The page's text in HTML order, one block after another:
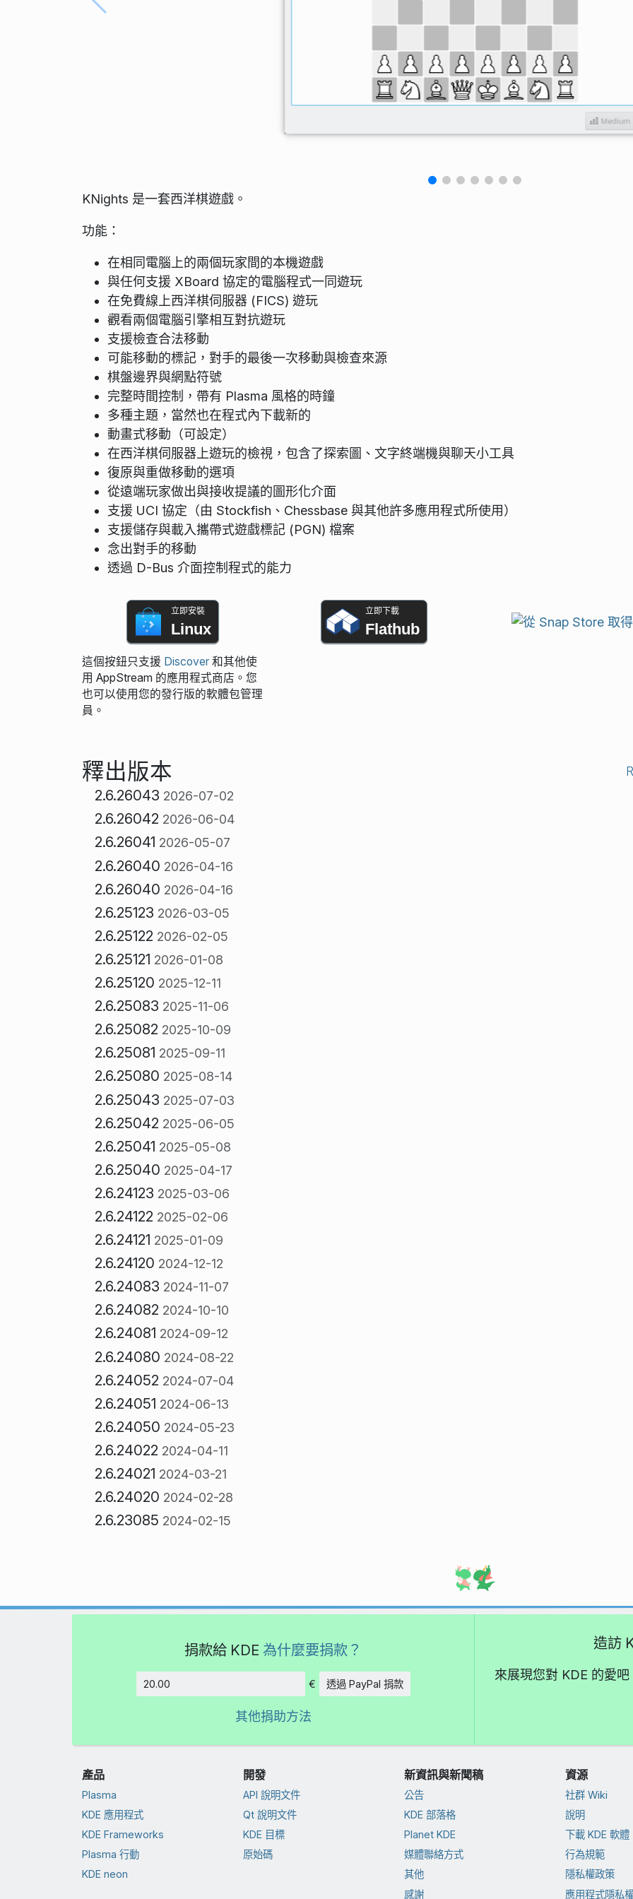
KNights 是一套西洋棋遊戲。
功能：
在相同電腦上的兩個玩家間的本機遊戲
與任何支援 XBoard 協定的電腦程式一同遊玩
在免費線上西洋棋伺服器 (FICS) 遊玩
觀看兩個電腦引擎相互對抗遊玩
支援檢查合法移動
可能移動的標記，對手的最後一次移動與檢查來源
棋盤邊界與網點符號
完整時間控制，帶有 Plasma 風格的時鐘
多種主題，當然也在程式內下載新的
動畫式移動（可設定）
在西洋棋伺服器上遊玩的檢視，包含了探索圖、文字終端機與聊天小工具
復原與重做移動的選項
從遠端玩家做出與接收提議的圖形化介面
支援 UCI 協定（由 Stockfish、Chessbase 與其他許多應用程式所使用）
支援儲存與載入攜帶式遊戲標記 (PGN) 檔案
念出對手的移動
透過 D-Bus 介面控制程式的能力
立即安裝
Linux
這個按鈕只支援 Discover和其他使
用 AppStream 的應用程式商店。您
也可以使用您的發行版的軟體包管理
員。
立即下載
Flathub
釋出版本
2.6.26043 2026-07-02
2.6.26042 2026-06-04
2.6.26041 2026-05-07
2.6.26040 2026-04-16
2.6.26040 2026-04-16
2.6.25123 2026-03-05
2.6.25122 2026-02-05
2.6.25121 2026-01-08
2.6.25120 2025-12-11
2.6.25083 2025-11-06
2.6.25082 2025-10-09
2.6.25081 2025-09-11
2.6.25080 2025-08-14
2.6.25043 2025-07-03
2.6.25042 2025-06-05
2.6.25041 2025-05-08
2.6.25040 2025-04-17
2.6.24123 2025-03-06
2.6.24122 2025-02-06
2.6.24121 2025-01-09
2.6.24120 2024-12-12
2.6.24083 2024-11-07
2.6.24082 2024-10-10
2.6.24081 2024-09-12
2.6.24080 2024-08-22
2.6.24052 2024-07-04
2.6.24051 2024-06-13
2.6.24050 2024-05-23
2.6.24022 2024-04-11
2.6.24021 2024-03-21
2.6.24020 2024-02-28
2.6.23085 2024-02-15
捐款給 KDE 為什麼要捐款？
€ 透過 PayPal 捐款
其他捐助方法
造訪
來展現您對 KDE 的愛
產品
Plasma
KDE 應用程式
KDE Frameworks
Plasma 行動
KDE neon
開發
API 說明文件
Qt 說明文件
KDE 目標
原始碼
新資訊與新聞稿
公告
KDE 部落格
Planet KDE
媒體聯絡方式
其他
感謝
資源
社群 Wiki
說明
下載 KDE 軟體
行為規範
隱私權政策
應用程式隱私